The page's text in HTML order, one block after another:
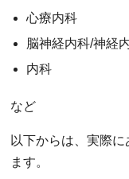
心療内科
脳神経内科/神経
内科
など
以下からは、実際
ます。